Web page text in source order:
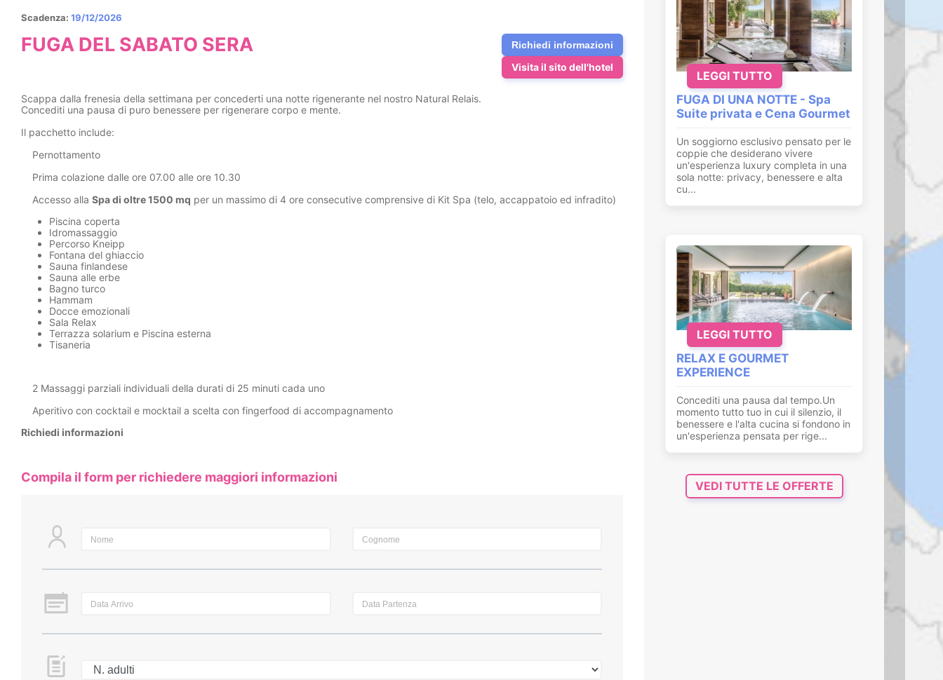
Scadenza: 19/12/2026
FUGA DEL SABATO SERA Richiedi informazioni
Visita il sito dell'hotel
Scappa dalla frenesia della settimana per concederti una notte rigenerante nel nostro Natural Relais.
Concediti una pausa di puro benessere per rigenerare corpo e mente.
Il pacchetto include:
Pernottamento
Prima colazione dalle ore 07.00 alle ore 10.30
Accesso alla Spa di oltre 1500 mq per un massimo di 4 ore consecutive comprensive di Kit Spa (telo, accappatoio ed infradito)
Piscina coperta
Idromassaggio
Percorso Kneipp
Fontana del ghiaccio
Sauna finlandese
Sauna alle erbe
Bagno turco
Hammam
Docce emozionali
Sala Relax
Terrazza solarium e Piscina esterna
Tisaneria
2 Massaggi parziali individuali della durati di 25 minuti cada uno
Aperitivo con cocktail e mocktail a scelta con fingerfood di accompagnamento
Richiedi informazioni
Compila il form per richiedere maggiori informazioni
FUGA DI UNA NOTTE - Spa
Suite privata e Cena Gourmet
Un soggiorno esclusivo pensato per le
coppie che desiderano vivere
un'esperienza luxury completa in una
sola notte: privacy, benessere e alta
cu...
LEGGI TUTTO
RELAX E GOURMET
EXPERIENCE
Concediti una pausa dal tempo.Un
momento tutto tuo in cui il silenzio, il
benessere e l'alta cucina si fondono in
un'esperienza pensata per rige...
LEGGI TUTTO
VEDI TUTTE LE OFFERTE